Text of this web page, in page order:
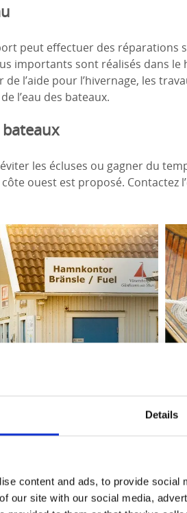
Details
content and ads, to provide
our site with our social media,
peut effectuer des réparations
importants sont réalisés dans le
l’aide pour l’hivernage, les
l’eau des bateaux.
les écluses ou gagner du
ouest est proposé. Contactez
pour camping-cars
de stationnement centrale de
environnementale).